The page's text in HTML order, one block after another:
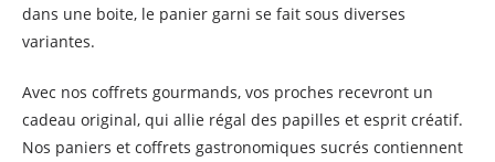
dans une boite, le panier garni se fait sous diverses
variantes.
Avec nos coffrets gourmands, vos proches recevront un
cadeau original, qui allie régal des papilles et esprit créatif.
Nos paniers et coffrets gastronomiques sucrés contiennent